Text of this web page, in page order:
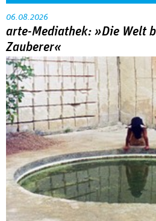
06.08.2026
arte-Mediathek: »Die Welt
Zauberer«